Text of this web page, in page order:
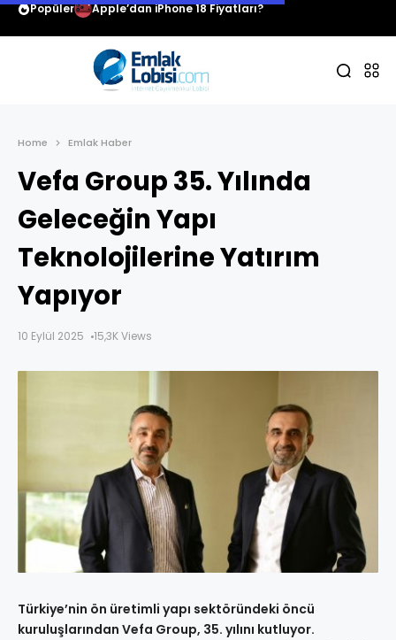
Popüler Apple’dan iPhone 18 Fiyatları?
Home Emlak Haber
Vefa Group 35. Yılında
Geleceğin Yapı
Teknolojilerine Yatırım
Yapıyor
10 Eylül 2025 15,3K Views
Türkiye’nin ön üretimli yapı sektöründeki öncü
kuruluşlarından Vefa Group, 35. yılını kutluyor.